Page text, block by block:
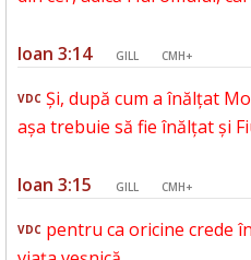
Ioan 3:14 GILL CMH+
VDC Și, după cum a înălțat
așa trebuie să fie înălțat și
Ioan 3:15 GILL CMH+
VDC pentru ca oricine crede